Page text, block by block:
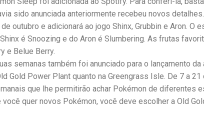
sido anunciada anteriormente recebeu novos
outubro e adicionará ao jogo Shinx, Grubbin e Aron. O
é Snoozing e do Aron é Slumbering. As frutas
e Belue Berry.
semanas também foi anunciado para o lançamento da
Gold Power Plant quanto na Greengrass Isle. De 7 a
que lhe permitirão achar Pokémon de diferentes
você quer novos Pokémon, você deve escolher a Old